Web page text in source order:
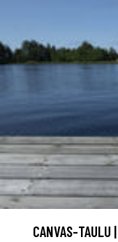
CANVAS-TAULU